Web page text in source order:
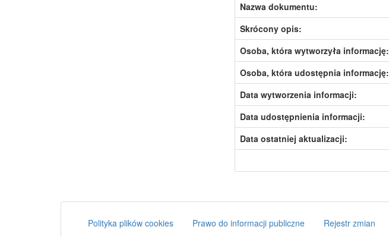
Nazwa dokumentu:
Skrócony opis:
Osoba, która wytworzyła informację:
Osoba, która udostępnia informację:
Data wytworzenia informacji:
Data udostępnienia informacji:
Data ostatniej aktualizacji:
Polityka plików cookies Prawo do informacji publiczne Rejestr zmian